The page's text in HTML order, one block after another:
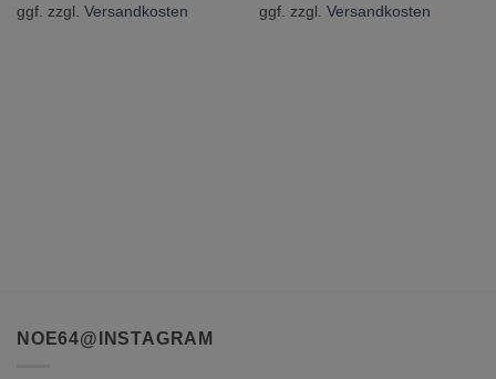
ggf. zzgl. Versandkosten
ggf. zzgl. Versandkosten
NOE64@INSTAGRAM